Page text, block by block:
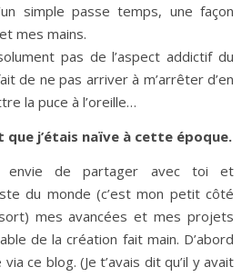
simple passe temps, une façon
mes mains.
pas de l’aspect addictif du
de ne pas arriver à m’arrêter d’en
la puce à l’oreille…
que j’étais naïve à cette époque.
envie de partager avec toi et
du monde (c’est mon petit côté
mes avancées et mes projets
de la création fait main. D’abord
ce blog. (Je t’avais dit qu’il y avait